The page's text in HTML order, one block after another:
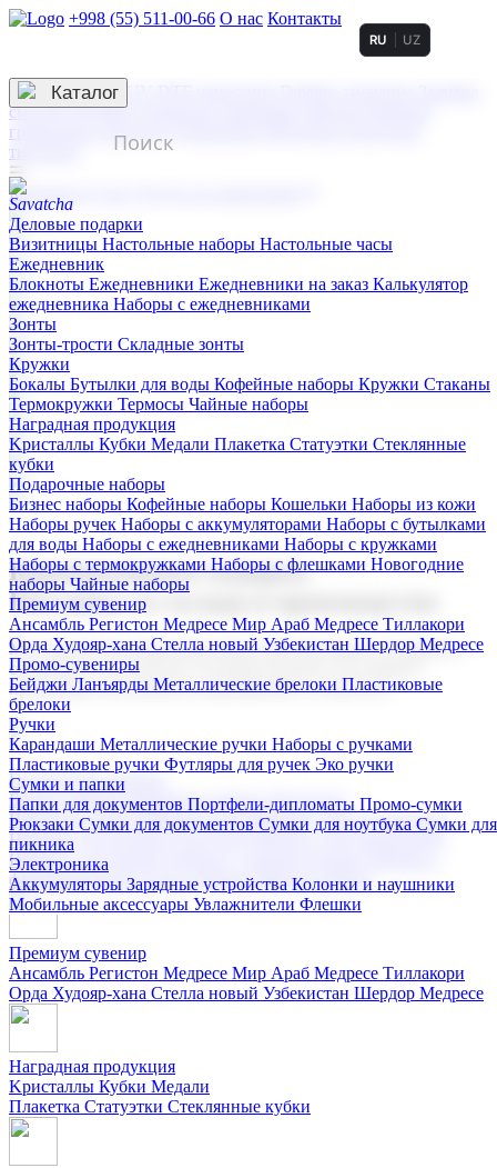
+998 (55) 511-00-66 О нас Контакты
3D гравировка
смолой (Doming)
гравировка твердая
тиснение
RU UZ
☰
Контакты
Каталог
Деловые подарки
Визитницы Настольные наборы Настольные часы
Ежедневник
Блокноты Ежедневники Ежедневники на заказ Калькулятор
ежедневника Наборы с ежедневниками
Зонты
Зонты-трости Складные зонты
Кружки
Бокалы Бутылки для воды Кофейные наборы Кружки Стаканы
Термокружки Термосы Чайные наборы
Наградная продукция
Kристаллы Кубки Медали Плакетка Статуэтки Стеклянные
кубки
Подарочные наборы
Бизнес наборы Кофейные наборы Кошельки Наборы из кожи
Наборы ручек Наборы с аккумуляторами Наборы с бутылками
для воды Наборы с ежедневниками Наборы с кружками
Наборы с термокружками Наборы с флешками Новогодние
наборы Чайные наборы
Премиум сувенир
Ансамбль Регистон Медресе Мир Араб Медресе Тиллакори
Орда Худояр-хана Стелла новый Узбекистан Шердор Медресе
Промо-сувениры
Бейджи Ланъярды Металлические брелоки Пластиковые
брелоки
Ручки
Карандаши Металлические ручки Наборы с ручками
Пластиковые ручки Футляры для ручек Эко ручки
Сумки и папки
Папки для документов Портфели-дипломаты Промо-сумки
Рюкзаки Сумки для документов Сумки для ноутбука Сумки для
пикника
Электроника
Аккумуляторы Зарядные устройства Колонки и наушники
Мобильные аксессуары Увлажнители Флешки
Корпоративные подарки
Поставка со склада и производство
Мы предлагаем широкий выбор корпоративных подарков и
сувениров с логотипом. В нашем каталоге вы найдете
продукцию для бизнеса, мероприятия и клиентов.
Подарочные наборы
Бизнес наборыКофейные наборы Кошельки
Наборы из кожиНаборы ручекНаборы с аккумуляторами
Наборы с бутылками для воды
Наборы с ежедневниками
Наборы с кружками
флешкамиНовогодние наборыЧайные наборы
Премиум сувенир
Ансамбль Регистон Медресе Мир Араб Медресе Тиллакори
Орда Худояр-хана Стелла новый Узбекистан Шердор Медресе
Наградная продукция
Kристаллы Кубки Медали
Плакетка Статуэтки Стеклянные кубки